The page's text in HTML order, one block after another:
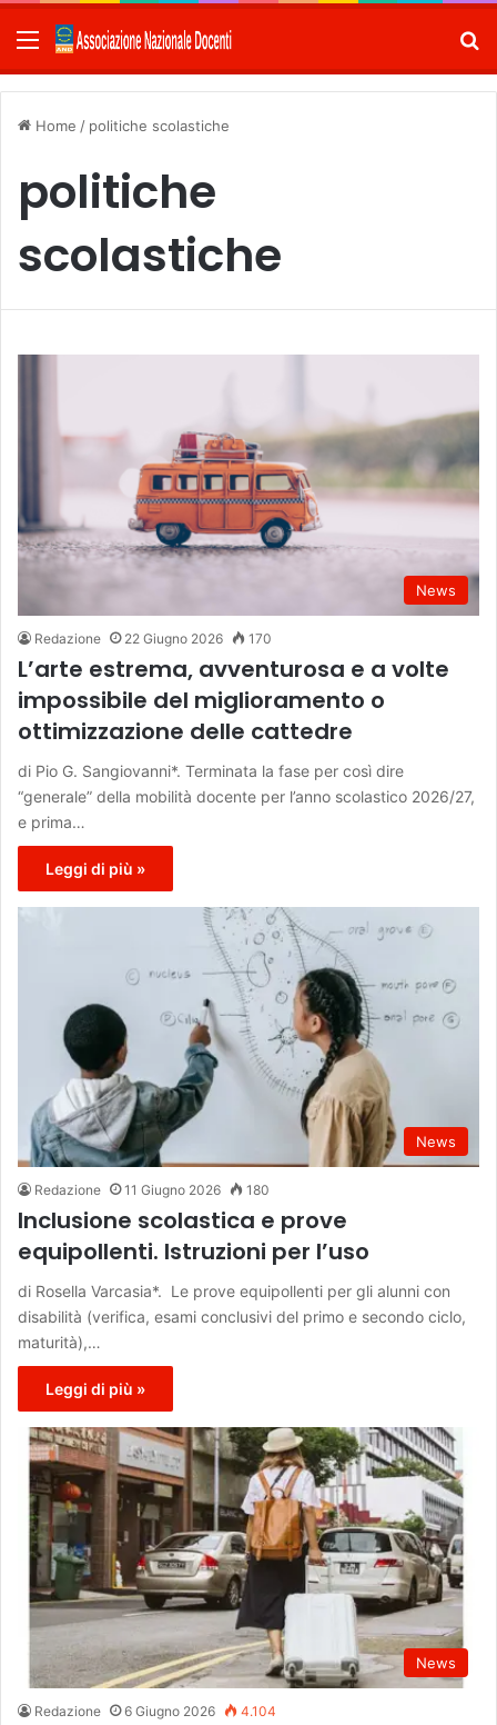
Menu
Home / politiche scolastiche
politiche
scolastiche
News
Redazione 22 Giugno 2026 170
L’arte estrema, avventurosa e a volte
impossibile del miglioramento o
ottimizzazione delle cattedre
di Pio G. Sangiovanni*. Terminata la fase per così dire
“generale” della mobilità docente per l’anno scolastico 2026/27,
e prima…
Leggi di più »
News
Redazione 11 Giugno 2026 180
Inclusione scolastica e prove
equipollenti. Istruzioni per l’uso
di Rosella Varcasia*. Le prove equipollenti per gli alunni con
disabilità (verifica, esami conclusivi del primo e secondo ciclo,
maturità),…
Leggi di più »
News
Redazione 6 Giugno 2026 4.104